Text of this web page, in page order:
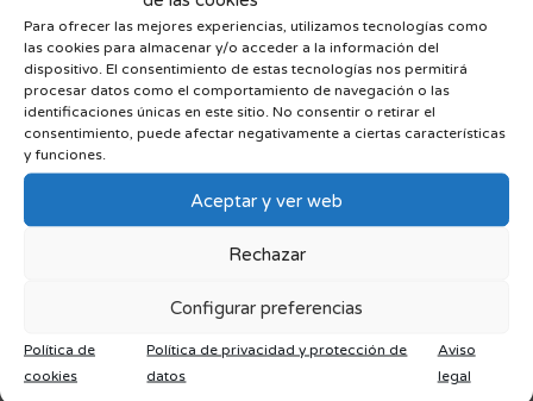
Para ofrecer las mejores experiencias, utilizamos tecnologías como
las cookies para almacenar y/o acceder a la información del
dispositivo. El consentimiento de estas tecnologías nos permitirá
procesar datos como el comportamiento de navegación o las
identificaciones únicas en este sitio. No consentir o retirar el
consentimiento, puede afectar negativamente a ciertas características
y funciones.
Aceptar y ver web
Rechazar
Configurar preferencias
Política de
cookies
Política de privacidad y protección de
datos
Aviso
legal
recuperación del parto
5 febrero, 2016